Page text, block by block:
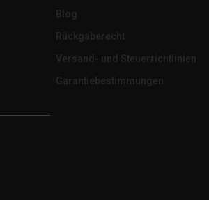
Blog
Rückgaberecht
Versand- und Steuerrichtlinien
Garantiebestimmungen